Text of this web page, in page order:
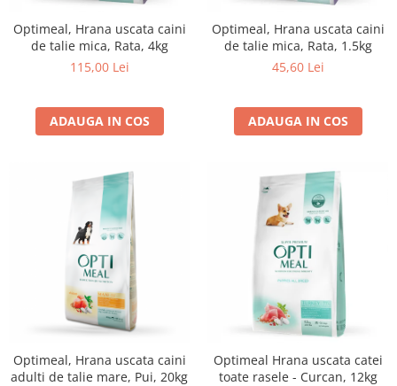
Optimeal, Hrana uscata caini
de talie mica, Rata, 4kg
115,00 Lei
ADAUGA IN COS
Optimeal, Hrana uscata caini
de talie mica, Rata, 1.5kg
45,60 Lei
ADAUGA IN COS
Optimeal, Hrana uscata caini
adulti de talie mare, Pui, 20kg
Optimeal Hrana uscata catei
toate rasele - Curcan, 12kg